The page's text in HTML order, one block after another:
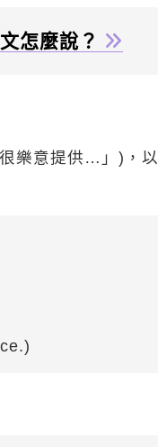
怎麼說？
樂意提供…」)，以